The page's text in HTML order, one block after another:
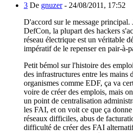
3 De gnuzer- 24/08/2011, 17:52
D'accord sur le message principal.
DefCon, la plupart des hackers
réseau électrique est un véritable
impératif de le repenser en pair-à-
Petit bémol sur l'histoire des
des infrastructures entre les mains
organismes comme EDF, ça va
voire de créer des emplois, mais
un point de centralisation
les FAI, et on voit ce que ça
réseaux difficiles, abus de
difficulté de créer des FAI